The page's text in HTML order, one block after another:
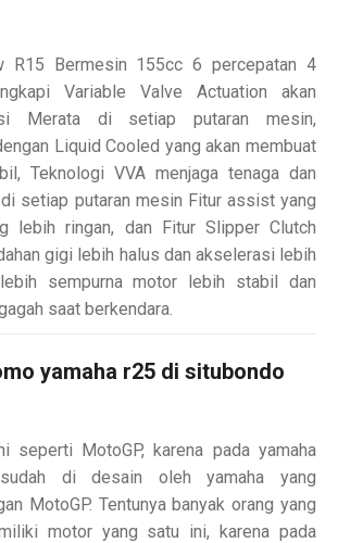
R15 Bermesin 155cc 6 percepatan 4
Variable Valve Actuation akan
Merata di setiap putaran mesin,
Liquid Cooled yang akan membuat
Teknologi VVA menjaga tenaga dan
setiap putaran mesin Fitur assist yang
lebih ringan, dan Fitur Slipper Clutch
gigi lebih halus dan akselerasi lebih
sempurna motor lebih stabil dan
saat berkendara.
yamaha r25 di situbondo
seperti MotoGP, karena pada yamaha
di desain oleh yamaha yang
MotoGP. Tentunya banyak orang yang
motor yang satu ini, karena pada